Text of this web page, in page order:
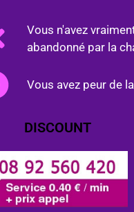
Vous n'avez
abandonné par la
Vous avez peur de
DISCOUNT